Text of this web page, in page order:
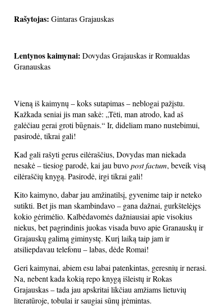
Rašytojas: Gintaras Grajauskas
Lentynos kaimynai: Dovydas Grajauskas ir Romualdas
Granauskas
Vieną iš kaimynų – koks sutapimas – neblogai pažįstu.
Kažkada seniai jis man sakė: „Tėti, man atrodo, kad aš
galėčiau gerai groti būgnais.“ Ir, dideliam mano nustebimui,
pasirodė, tikrai gali!
Kad gali rašyti gerus eilėraščius, Dovydas man niekada
nesakė – tiesiog parodė, kai jau buvopost factum, beveik visą
eilėraščių knygą. Pasirodė, irgi tikrai gali!
Kito kaimyno, dabar jau amžinatilsį, gyvenime taip ir neteko
sutikti. Bet jis man skambindavo – gana dažnai, gurkštelėjęs
kokio gėrimėlio. Kalbėdavomės dažniausiai apie visokius
niekus, bet pagrindinis juokas visada buvo apie Granauskų ir
Grajauskų galimą giminystę. Kurį laiką taip jam ir
atsiliepdavau telefonu – labas, dėde Romai!
Geri kaimynai, abiem esu labai patenkintas, geresnių ir nerasi.
Na, nebent kada kokią repo knygą išleistų ir Rokas
Grajauskas – tada jau apskritai likčiau amžiams lietuvių
literatūroje, tobulai ir saugiai sūnų įrėmintas.